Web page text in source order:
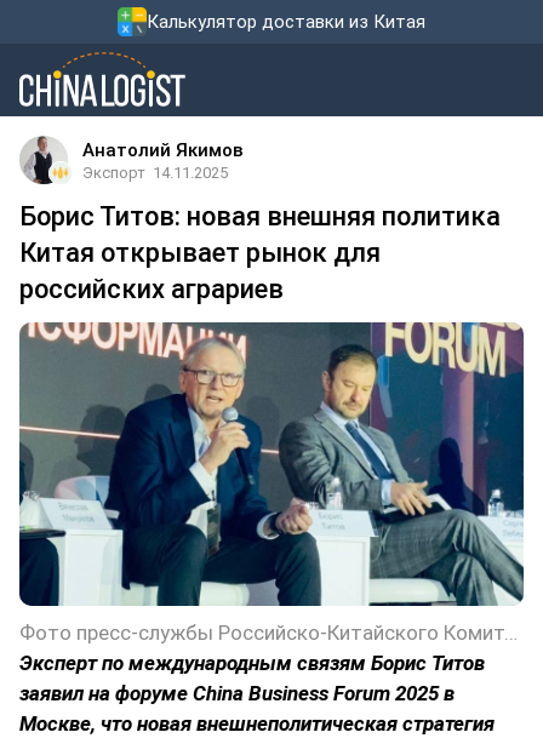
Калькулятор доставки из Китая
Анатолий Якимов
Экспорт 14.11.2025
Борис Титов: новая внешняя политика
Китая открывает рынок для
российских аграриев
Фото пресс-службы Российско-Китайского Комитета дружбы, мира и развития
Эксперт по международным связям Борис Титов
заявил на форуме China Business Forum 2025 в
Москве, что новая внешнеполитическая стратегия